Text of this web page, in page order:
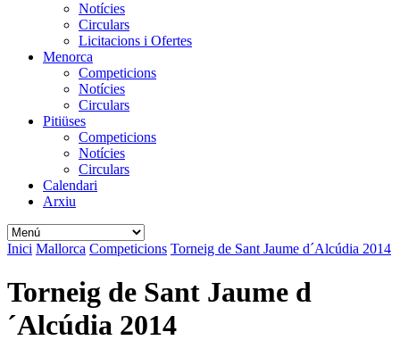
Notícies
Circulars
Licitacions i Ofertes
Menorca
Competicions
Notícies
Circulars
Pitiüses
Competicions
Notícies
Circulars
Calendari
Arxiu
Inici Mallorca Competicions Torneig de Sant Jaume d´Alcúdia 2014
Torneig de Sant Jaume d
´Alcúdia 2014